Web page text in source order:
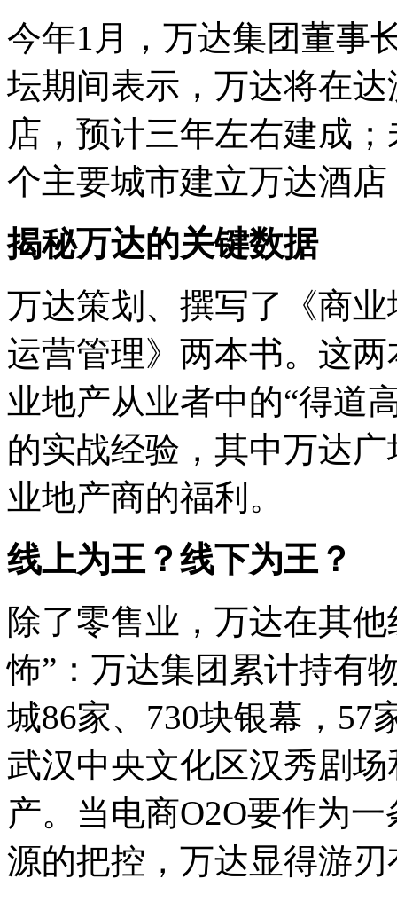
今年1月，万达集团董事
坛期间表示，万达将在
店，预计三年左右建成
个主要城市建立万达酒
揭秘万达的关键数据
万达策划、撰写了《商
运营管理》两本书。这
业地产从业者中的“得道
的实战经验，其中万达
业地产商的福利。
线上为王？线下为王？
除了零售业，万达在其
怖” ：万达集团累计持有
城86家、730块银幕，57
武汉中央文化区汉秀剧
产。当电商O2O要作为
源的把控，万达显得游刃